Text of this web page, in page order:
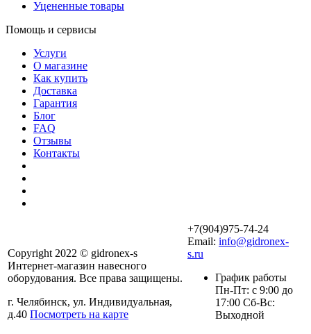
Уцененные товары
Помощь и сервисы
Услуги
О магазине
Как купить
Доставка
Гарантия
Блог
FAQ
Отзывы
Контакты
Copyright 2022 © gidronex-s
Интернет-магазин навесного
оборудования. Все права защищены.
г. Челябинск, ул. Индивидуальная,
д.40 Посмотреть на карте
+7(904)975-74-24
Email: info@gidronex-
s.ru
График работы
Пн-Пт: с 9:00 до
17:00 Сб-Вс:
Выходной